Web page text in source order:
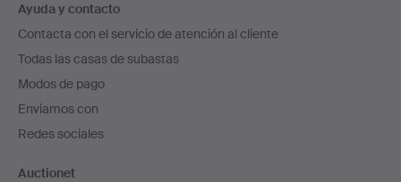
en
el
pie
de
página
Ayuda y contacto
Contacta con el servicio de atención al cliente
Todas las casas de subastas
Modos de pago
Enviamos con
Redes sociales
Auctionet